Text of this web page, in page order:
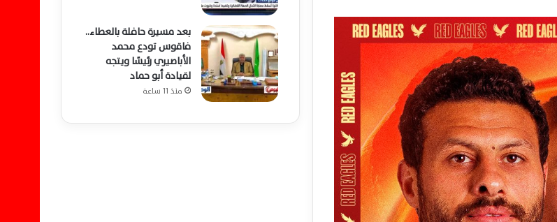
بعد مسيرة حافلة بالعطاء..
فاقوس تودع محمد
الأباصيري رئيسًا ويتجه
لقيادة أبو حماد
منذ 11 ساعة